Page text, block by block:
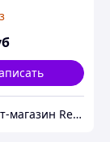
Интернет-магазин Red Storm